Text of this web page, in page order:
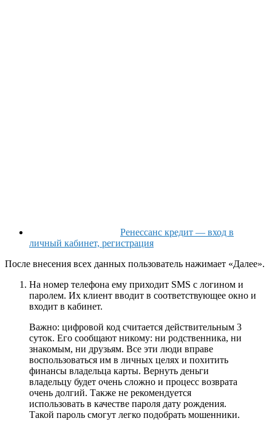
Ренессанс кредит — вход в
личный кабинет, регистрация
После внесения всех данных пользователь нажимает «Далее».
На номер телефона ему приходит SMS с логином и
паролем. Их клиент вводит в соответствующее окно и
входит в кабинет.
Важно: цифровой код считается действительным 3
суток. Его сообщают никому: ни родственника, ни
знакомым, ни друзьям. Все эти люди вправе
воспользоваться им в личных целях и похитить
финансы владельца карты. Вернуть деньги
владельцу будет очень сложно и процесс возврата
очень долгий. Также не рекомендуется
использовать в качестве пароля дату рождения.
Такой пароль смогут легко подобрать мошенники.